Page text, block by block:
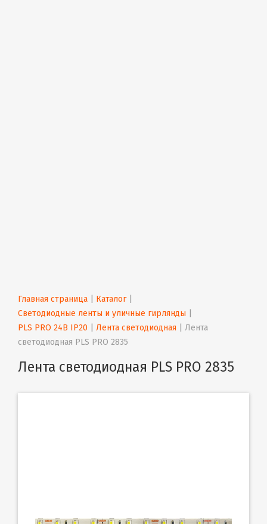
Главная страница Каталог |
Светодиодные ленты и уличные гирлянды
PLS PRO 24В IP20
Лента светодиодная
Лента
светодиодная PLS PRO 2835
Лента светодиодная PLS PRO 2835